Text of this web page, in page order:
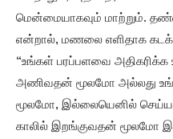
மென்மையாகவும் மாற்றும்.
என்றால், மணலை எளிதாக
“உங்கள் பரப்பளவை அதிகரிக்க
அணிவதன் மூலமோ அல்லது
மூலமோ, இல்லையெனில்
காலில் இறங்குவதன் மூலமோ